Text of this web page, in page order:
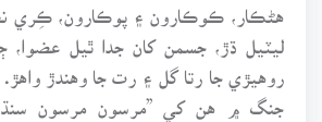
هڻڪار، ڪوڪارون ۽ پوڪارون، ڪِري
ليٽيل ڌڙ، جسمن کان جدا ٿيل عضوا،
روهيڙي جا رتا گل ۽ رت جا وهندڙ واهڙ.
جنگ ۾ هن کي ”مرسون مرسون سنڌ